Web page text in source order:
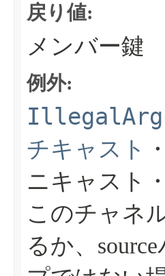
戻り値:
メンバー鍵
例外:
チキャスト
ニキャスト
このチャネ
るか、